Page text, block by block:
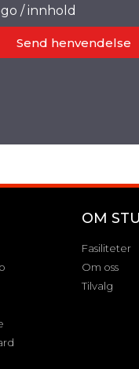
/ innhold
Send henvendelse
OM
Fasiliteter
Om oss
Tilvalg